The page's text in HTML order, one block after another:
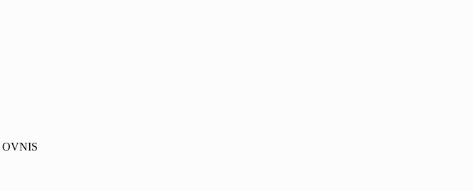
OVNIS